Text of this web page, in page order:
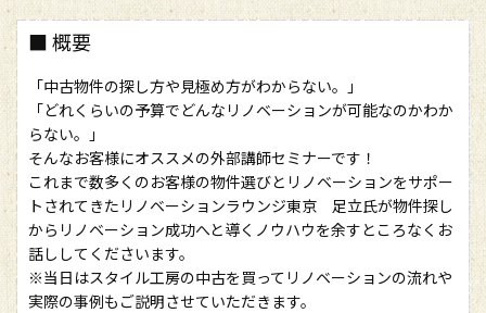
■ 概要
「中古物件の探し方や見極め方がわからない。」
「どれくらいの予算でどんなリノベーションが可能なのかわか
らない。」
そんなお客様にオススメの外部講師セミナーです！
これまで数多くのお客様の物件選びとリノベーションをサポー
トされてきたリノベーションラウンジ東京 足立氏が物件探し
からリノベーション成功へと導くノウハウを余すところなくお
話ししてくださいます。
※当日はスタイル工房の中古を買ってリノベーションの流れや
実際の事例もご説明させていただきます。